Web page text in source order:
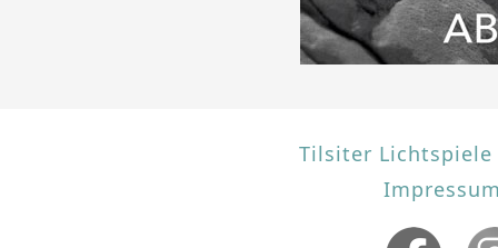
Tilsiter Lichtspiele